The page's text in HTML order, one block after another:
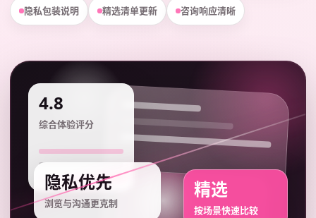
隐私包装说明 精选清单更新 咨询响应清晰
4.8
综合体验评分
隐私优先
浏览与沟通更克制
精选
按场景快速比较